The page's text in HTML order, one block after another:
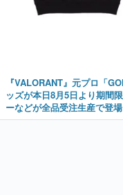
『VALORANT』元プロ「
ッズが本日8月5日より期間
ーなどが全品受注生産で登